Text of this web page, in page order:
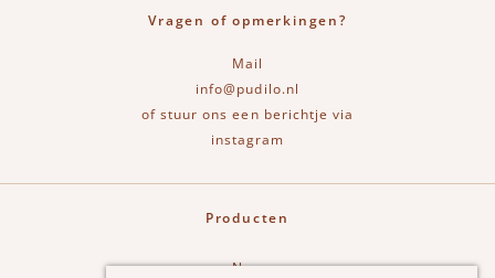
Vragen of opmerkingen?
Mail
info@pudilo.nl
of stuur ons een berichtje via
instagram
Producten
New